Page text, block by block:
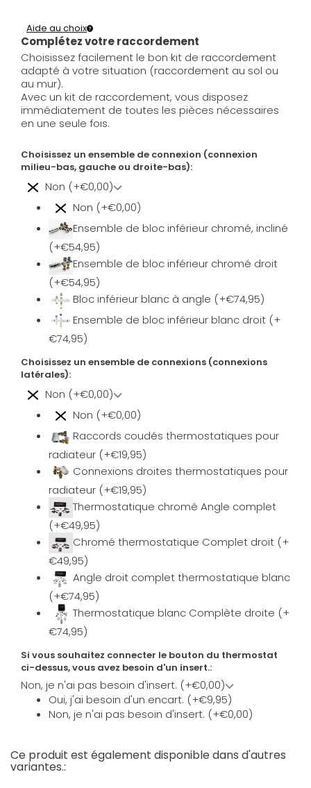
Complétez votre raccordement
Aide au choix
Choisissez facilement le bon kit de raccordement
adapté à votre situation (raccordement au sol ou
au mur).
Avec un kit de raccordement, vous disposez
immédiatement de toutes les pièces nécessaires
en une seule fois.
Choisissez un ensemble de connexion (connexion
milieu-bas, gauche ou droite-bas):
Non (+€0,00)
Non (+€0,00)
Ensemble de bloc inférieur chromé, incliné
(+€54,95)
Ensemble de bloc inférieur chromé droit
(+€54,95)
Bloc inférieur blanc à angle (+€74,95)
Ensemble de bloc inférieur blanc droit (+
€74,95)
Choisissez un ensemble de connexions (connexions
latérales):
Non (+€0,00)
Non (+€0,00)
Raccords coudés thermostatiques pour
radiateur (+€19,95)
Connexions droites thermostatiques pour
radiateur (+€19,95)
Thermostatique chromé Angle complet
(+€49,95)
Chromé thermostatique Complet droit (+
€49,95)
Angle droit complet thermostatique blanc
(+€74,95)
Thermostatique blanc Complète droite (+
€74,95)
Si vous souhaitez connecter le bouton du thermostat
ci-dessus, vous avez besoin d'un insert.:
Non, je n'ai pas besoin d'insert. (+€0,00)
Oui, j'ai besoin d'un encart. (+€9,95)
Non, je n'ai pas besoin d'insert. (+€0,00)
Ce produit est également disponible dans d'autres
variantes.: